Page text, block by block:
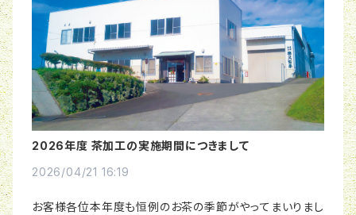
2026年度 茶加工の実施期間につきまして
2026/04/21 16:19
お客様各位本年度も恒例のお茶の季節がやってまいりまし